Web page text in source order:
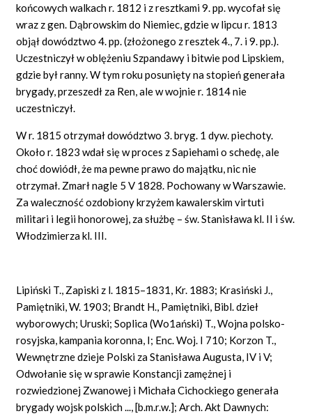
końcowych walkach r. 1812 i z resztkami 9. pp. wycofał się
wraz z gen. Dąbrowskim do Niemiec, gdzie w lipcu r. 1813
objął dowództwo 4. pp. (złożonego z resztek 4., 7. i 9. pp.).
Uczestniczył w oblężeniu Szpandawy i bitwie pod Lipskiem,
gdzie był ranny. W tym roku posunięty na stopień generała
brygady, przeszedł za Ren, ale w wojnie r. 1814 nie
uczestniczył.
W r. 1815 otrzymał dowództwo 3. bryg. 1 dyw. piechoty.
Około r. 1823 wdał się w proces z Sapiehami o schedę, ale
choć dowiódł, że ma pewne prawo do majątku, nic nie
otrzymał. Zmarł nagle 5 V 1828. Pochowany w Warszawie.
Za waleczność ozdobiony krzyżem kawalerskim virtuti
militari i legii honorowej, za służbę – św. Stanisława kl. II i św.
Włodzimierza kl. III.
Lipiński T., Zapiski z l. 1815–1831, Kr. 1883; Krasiński J.,
Pamiętniki, W. 1903; Brandt H., Pamiętniki, Bibl. dzieł
wyborowych; Uruski; Soplica (Wo1ański) T., Wojna polsko-
rosyjska, kampania koronna, I; Enc. Woj. I 710; Korzon T.,
Wewnętrzne dzieje Polski za Stanisława Augusta, IV i V;
Odwołanie się w sprawie Konstancji zamężnej i
rozwiedzionej Zwanowej i Michała Cichockiego generała
brygady wojsk polskich ..., [b.m.r.w.]; Arch. Akt Dawnych: